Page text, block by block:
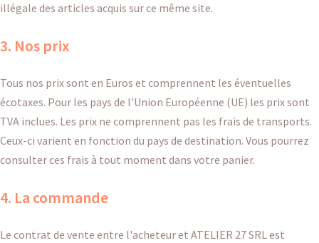
illégale des articles acquis sur ce même site.
3. Nos prix
Tous nos prix sont en Euros et comprennent les éventuelles
écotaxes. Pour les pays de l'Union Européenne (UE) les prix sont
TVA inclues. Les prix ne comprennent pas les frais de transports.
Ceux-ci varient en fonction du pays de destination. Vous pourrez
consulter ces frais à tout moment dans votre panier.
4. La commande
Le contrat de vente entre l'acheteur et ATELIER 27 SRL est